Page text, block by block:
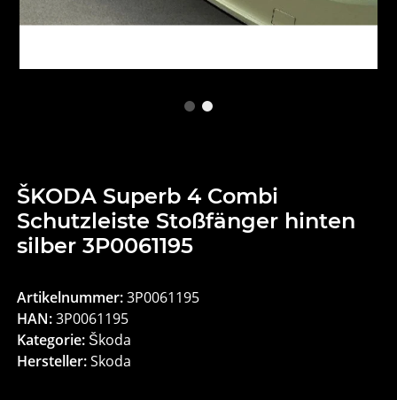
ŠKODA Superb 4 Combi
Schutzleiste Stoßfänger hinten
silber 3P0061195
Artikelnummer:3P0061195
HAN:3P0061195
Kategorie: Škoda
Hersteller:Skoda